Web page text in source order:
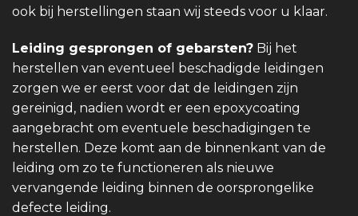
ook bij herstellingen staan wij steeds voor u klaar.
Leiding gesprongen of gebarsten? Bij het
herstellen van eventueel beschadigde leidingen
zorgen we er eerst voor dat de leidingen zijn
gereinigd, nadien wordt er een epoxycoating
aangebracht om eventuele beschadigingen te
herstellen. Deze komt aan de binnenkant van de
leiding om zo te functioneren als nieuwe
vervangende leiding binnen de oorsprongelike
defecte leiding.